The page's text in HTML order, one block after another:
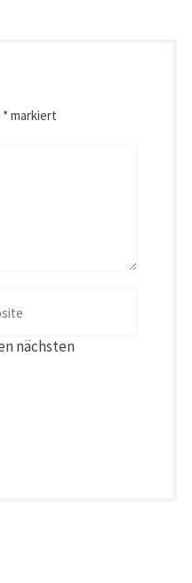
*markiert
nächsten